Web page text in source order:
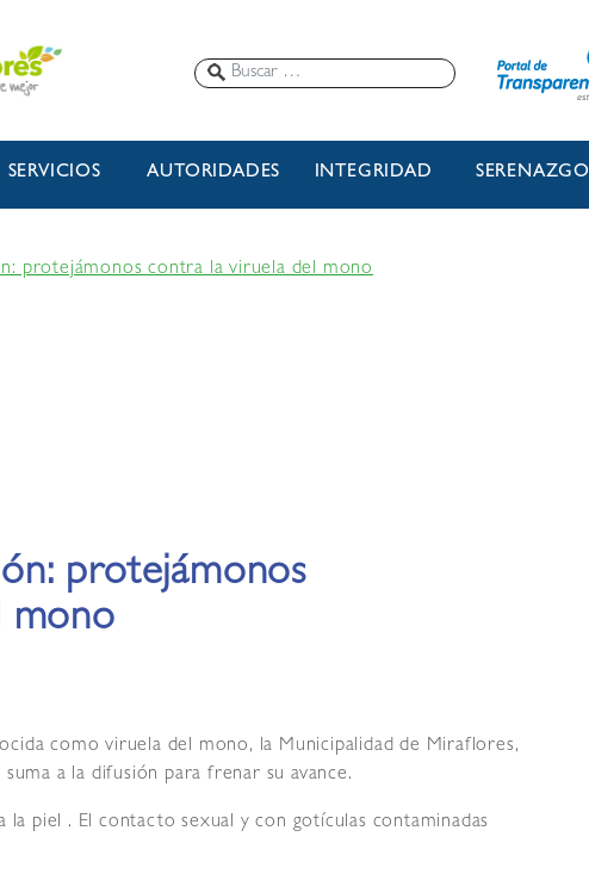
SERVICIOS AUTORIDADES INTEGRIDAD SERENAZGO
protejámonos contra la viruela del mono
protejámonos
mono
como viruela del mono, la Municipalidad de Miraflores,
a la difusión para frenar su avance.
piel . El contacto sexual y con gotículas contaminadas